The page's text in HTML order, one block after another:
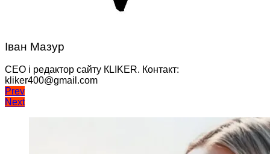
Іван Мазур
CEO і редактор сайту КLIKER. Контакт:
kliker400@gmail.com
Навігація
записів
Prev
Next